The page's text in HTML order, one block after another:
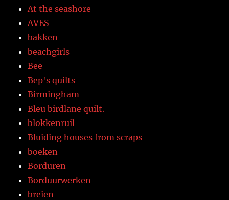
At the seashore
AVES
bakken
beachgirls
Bee
Bep's quilts
Birmingham
Bleu birdlane quilt.
blokkenruil
Bluiding houses from scraps
boeken
Borduren
Borduurwerken
breien